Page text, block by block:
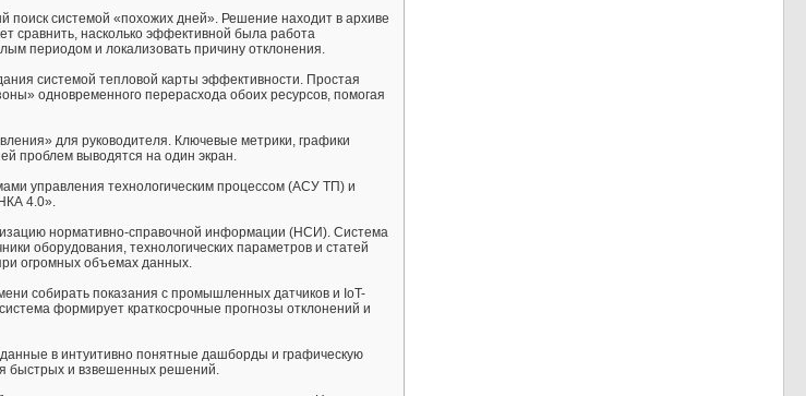
системой «похожих дней». Решение находит в архиве
сравнить, насколько эффективной была работа
периодом и локализовать причину отклонения.
системой тепловой карты эффективности. Простая
одновременного перерасхода обоих ресурсов, помогая
для руководителя. Ключевые метрики, графики
проблем выводятся на один экран.
управления технологическим процессом (АСУ ТП) и
4.0».
нормативно-справочной информации (НСИ). Система
оборудования, технологических параметров и статей
огромных объемах данных.
собирать показания с промышленных датчиков и IoT-
формирует краткосрочные прогнозы отклонений и
в интуитивно понятные дашборды и графическую
быстрых и взвешенных решений.